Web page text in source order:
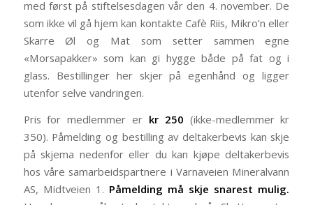
med først på stiftelsesdagen vår den 4. november. De
som ikke vil gå hjem kan kontakte Cafè Riis, Mikro’n eller
Skarre Øl og Mat som setter sammen egne
«Morsapakker» som kan gi hygge både på fat og i
glass. Bestillinger her skjer på egenhånd og ligger
utenfor selve vandringen.
Pris for medlemmer er kr 250 (ikke-medlemmer kr
350). Påmelding og bestilling av deltakerbevis kan skje
på skjema nedenfor eller du kan kjøpe deltakerbevis
hos våre samarbeidspartnere i Varnaveien Mineralvann
AS, Midtveien 1. Påmelding må skje snarest mulig.